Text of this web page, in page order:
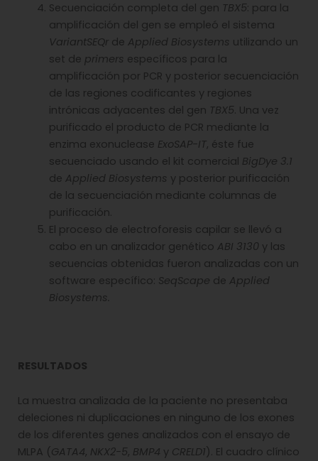
Secuenciación completa del gen TBX5: para la
amplificación del gen se empleó el sistema
VariantSEQr de Applied Biosystems utilizando un
set de primers específicos para la
amplificación por PCR y posterior secuenciación
de las regiones codificantes y regiones
intrónicas adyacentes del gen TBX5. Una vez
purificado el producto de PCR mediante la
enzima exonuclease ExoSAP-IT, éste fue
secuenciado usando el kit comercial BigDye 3.1
de Applied Biosystems y posterior purificación
de la secuenciación mediante columnas de
purificación.
El proceso de electroforesis capilar se llevó a
cabo en un analizador genético ABI 3130 y las
secuencias obtenidas fueron analizadas con un
software específico: SeqScape de Applied
Biosystems.
RESULTADOS
La muestra analizada de la paciente no presentaba
deleciones ni duplicaciones en ninguno de los exones
de los diferentes genes analizados con el ensayo de
MLPA (GATA4, NKX2-5, BMP4 y CRELD1). El cuadro clínico